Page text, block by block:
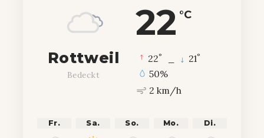
22 °C
Rottweil
Bedeckt
22° 21°
50%
2 km/h
Fr. Sa. So. Mo. Di.